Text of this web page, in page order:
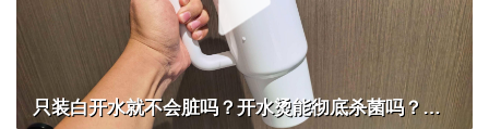
只装白开水就不会脏吗？开水烫能彻底杀菌吗？感控专家详解“吸管杯”藏菌真相｜都视频·热观察